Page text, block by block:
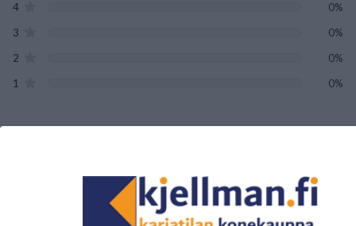
4
0%
3
0%
2
0%
1
0%